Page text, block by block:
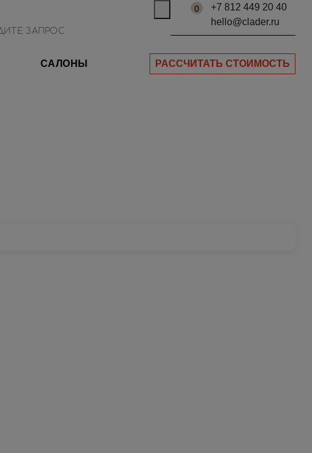
0
+7 812 449 20 40
hello@clader.ru
САЛОНЫ РАССЧИТАТЬ СТОИМОСТЬ